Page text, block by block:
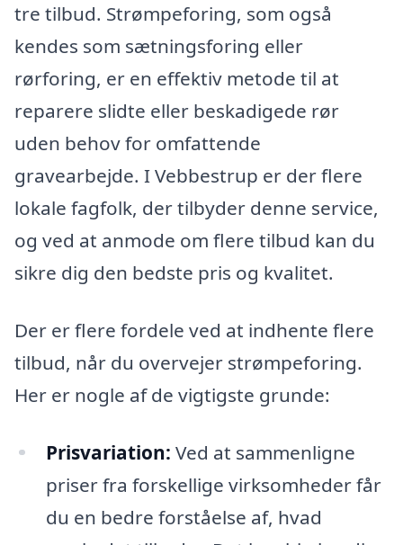
tre tilbud. Strømpeforing, som også
kendes som sætningsforing eller
rørforing, er en effektiv metode til at
reparere slidte eller beskadigede rør
uden behov for omfattende
gravearbejde. I Vebbestrup er der flere
lokale fagfolk, der tilbyder denne service,
og ved at anmode om flere tilbud kan du
sikre dig den bedste pris og kvalitet.
Der er flere fordele ved at indhente flere
tilbud, når du overvejer strømpeforing.
Her er nogle af de vigtigste grunde:
Prisvariation: Ved at sammenligne
priser fra forskellige virksomheder får
du en bedre forståelse af, hvad